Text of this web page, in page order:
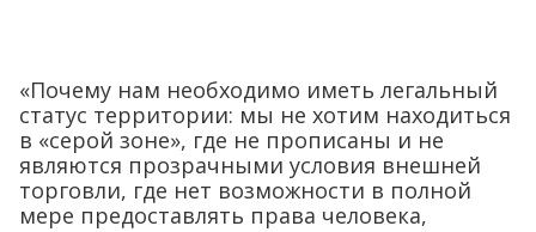
«Почему нам необходимо иметь легальный
статус территории: мы не хотим находиться
в «серой зоне», где не прописаны и не
являются прозрачными условия внешней
торговли, где нет возможности в полной
мере предоставлять права человека,